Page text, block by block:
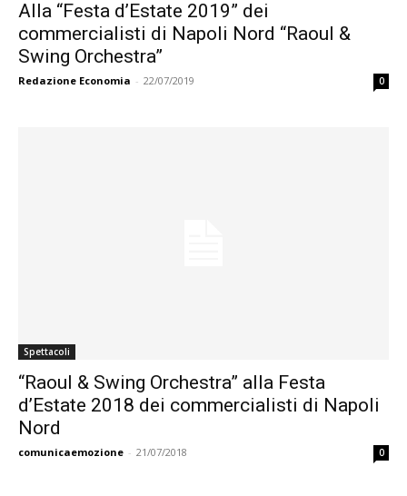
Alla “Festa d’Estate 2019” dei
commercialisti di Napoli Nord “Raoul &
Swing Orchestra”
Redazione Economia - 22/07/2019 0
Spettacoli
“Raoul & Swing Orchestra” alla Festa
d’Estate 2018 dei commercialisti di Napoli
Nord
comunicaemozione - 21/07/2018 0